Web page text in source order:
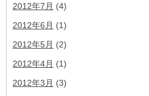
2012年7月 (4)
2012年6月 (1)
2012年5月 (2)
2012年4月 (1)
2012年3月 (3)